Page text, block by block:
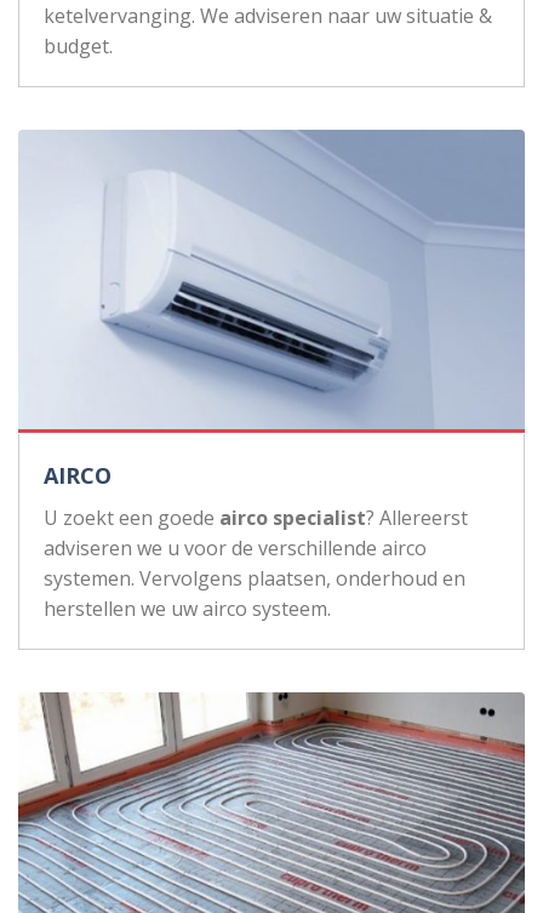
ketelvervanging. We adviseren naar uw situatie &
budget.
AIRCO
U zoekt een goede airco specialist? Allereerst
adviseren we u voor de verschillende airco
systemen. Vervolgens plaatsen, onderhoud en
herstellen we uw airco systeem.